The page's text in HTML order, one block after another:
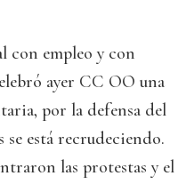
con empleo y con
ayer CC OO una
por la defensa del
está recrudeciendo.
las protestas y el